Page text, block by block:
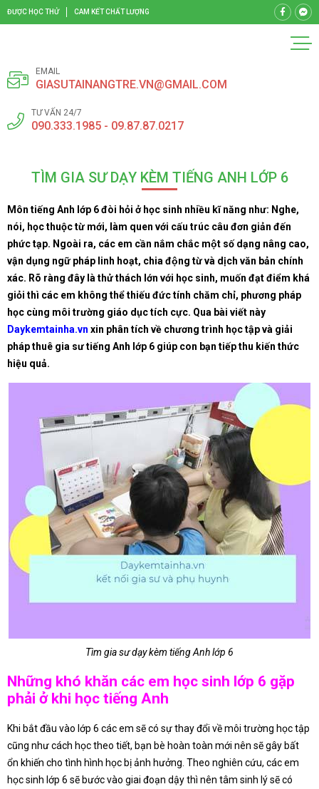
ĐƯỢC HỌC THỬ CAM KẾT CHẤT LƯỢNG
EMAIL
GIASUTAINANGTRE.VN@GMAIL.COM
TƯ VẤN 24/7
090.333.1985 - 09.87.87.0217
TÌM GIA SƯ DẠY KÈM TIẾNG ANH LỚP 6
Môn tiếng Anh lớp 6 đòi hỏi ở học sinh nhiều kĩ năng như: Nghe,
nói, học thuộc từ mới, làm quen với cấu trúc câu đơn giản đến
phức tạp. Ngoài ra, các em cần nắm chắc một số dạng nâng cao,
vận dụng ngữ pháp linh hoạt, chia động từ và dịch văn bản chính
xác. Rõ ràng đây là thử thách lớn với học sinh, muốn đạt điểm khá
giỏi thì các em không thể thiếu đức tính chăm chỉ, phương pháp
học cùng môi trường giáo dục tích cực. Qua bài viết này
Daykemtainha.vn xin phân tích về chương trình học tập và giải
pháp thuê gia sư tiếng Anh lớp 6 giúp con bạn tiếp thu kiến thức
hiệu quả.
Tìm gia sư dạy kèm tiếng Anh lớp 6
Những khó khăn các em học sinh lớp 6 gặp
phải ở khi học tiếng Anh
Khi bắt đầu vào lớp 6 các em sẽ có sự thay đổi về môi trường học tập
cũng như cách học theo tiết, bạn bè hoàn toàn mới nên sẽ gây bất
ổn khiến cho tình hình học bị ảnh hưởng. Theo nghiên cứu, các em
học sinh lớp 6 sẽ bước vào giai đoạn dậy thì nên tâm sinh lý sẽ có